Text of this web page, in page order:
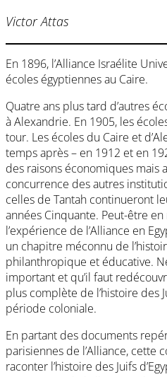
Victor Attas
En 1896, l’Alliance Israélite
écoles égyptiennes au Caire.
Quatre ans plus tard d’autres
à Alexandrie. En 1905, les
tour. Les écoles du Caire et
temps après – en 1912 et en
des raisons économiques mais
concurrence des autres
celles de Tantah continueront
années Cinquante. Peut-être
l’expérience de l’Alliance en
un chapitre méconnu de
philanthropique et éducative.
important et qu’il faut
plus complète de l’histoire des
période coloniale.
En partant des documents
parisiennes de l’Alliance, cette
raconter l’histoire des Juifs